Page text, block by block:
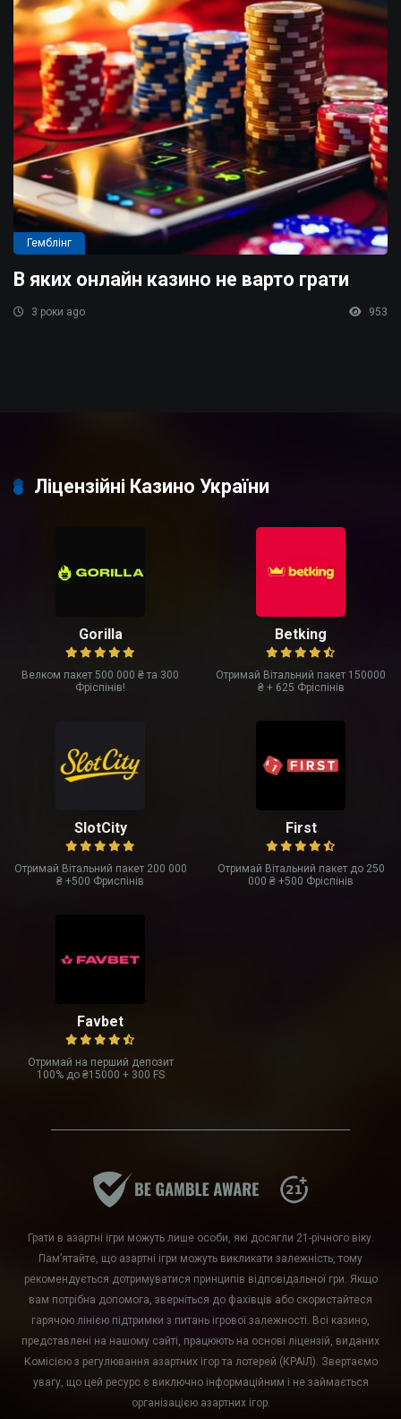
Гемблінг
В яких онлайн казино не варто грати
3 роки ago 953
Ліцензійні Казино України
Gorilla
Велком пакет 500 000 ₴ та 300
Фріспінів!
Betking
Отримай Вітальний пакет 150000
₴ + 625 Фріспінів
SlotCity
Отримай Вітальний пакет 200 000
₴ +500 Фриспінів
First
Отримай Вітальний пакет до 250
000 ₴ +500 Фріспінів
Favbet
Отримай на перший депозит
100% до ₴15000 + 300 FS
Грати в азартні ігри можуть лише особи, які досягли 21-річного віку.
Пам’ятайте, що азартні ігри можуть викликати залежність, тому
рекомендується дотримуватися принципів відповідальної гри. Якщо
вам потрібна допомога, зверніться до фахівців або скористайтеся
гарячою лінією підтримки з питань ігрової залежності. Всі казино,
представлені на нашому сайті, працюють на основі ліцензій, виданих
Комісією з регулювання азартних ігор та лотерей (КРАІЛ). Звертаємо
увагу, що цей ресурс є виключно інформаційним і не займається
організацією азартних ігор.